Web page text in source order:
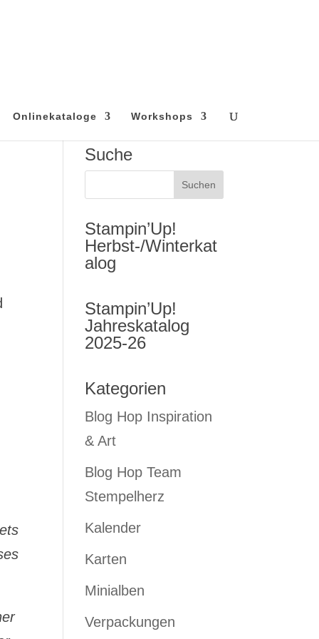
Onlinekataloge Workshops
Suche
Stampin’Up!
Herbst-/Winterkat
alog
Stampin’Up!
Jahreskatalog
2025-26
Kategorien
Blog Hop Inspiration
& Art
Blog Hop Team
Stempelherz
Kalender
Karten
Minialben
Verpackungen